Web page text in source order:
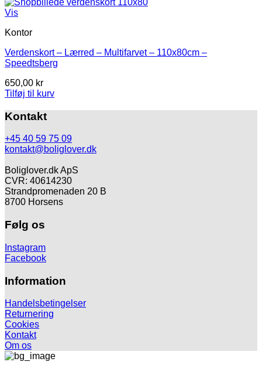
Vis
Kontor
Verdenskort – Lærred – Multifarvet – 110x80cm –
Speedtsberg
650,00 kr
Tilføj til kurv
Kontakt
+45 40 59 75 09
kontakt@boliglover.dk
Boliglover.dk ApS
CVR: 40614230
Strandpromenaden 20 B
8700 Horsens
Følg os
Instagram
Facebook
Information
Handelsbetingelser
Returnering
Cookies
Kontakt
Om os